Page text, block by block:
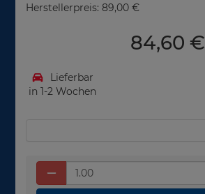
Herstellerpreis: 89,00 €
84,60 €
Lieferbar
in 1-2 Wochen